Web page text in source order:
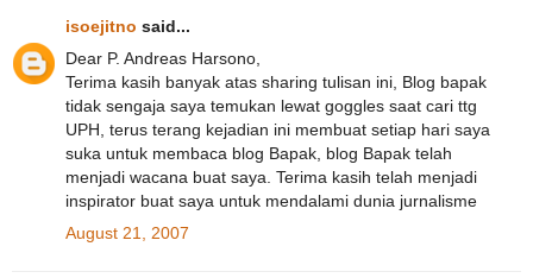
isoejitno said...
Dear P. Andreas Harsono,
Terima kasih banyak atas sharing tulisan ini, Blog bapak
tidak sengaja saya temukan lewat goggles saat cari ttg
UPH, terus terang kejadian ini membuat setiap hari saya
suka untuk membaca blog Bapak, blog Bapak telah
menjadi wacana buat saya. Terima kasih telah menjadi
inspirator buat saya untuk mendalami dunia jurnalisme
August 21, 2007